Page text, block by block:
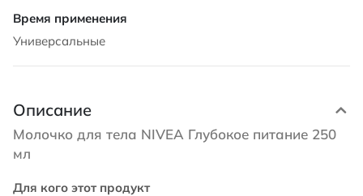
Универсальные
Описание
Молочко для тела NIVEA Глубокое питание 250
мл
Для кого этот продукт